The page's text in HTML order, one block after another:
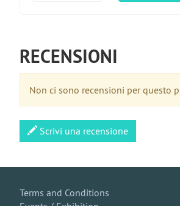
RECENSIONI
Non ci sono recensioni per questo
Scrivi una recensione
Terms and Conditions